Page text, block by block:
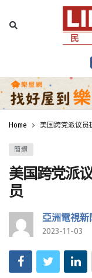
Home 美国跨党派议员
簡體
美国跨党派
员
亞洲電視新
2023-11-03